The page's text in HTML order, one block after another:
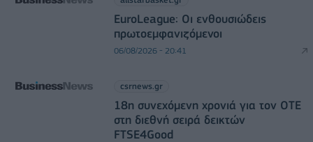
EuroLeague: Οι ενθουσιώδεις
πρωτοεμφανιζόμενοι
06/08/2026 - 20:41
csrnews.gr
18η συνεχόμενη χρονιά για τον ΟΤΕ
στη διεθνή σειρά δεικτών
FTSE4Good